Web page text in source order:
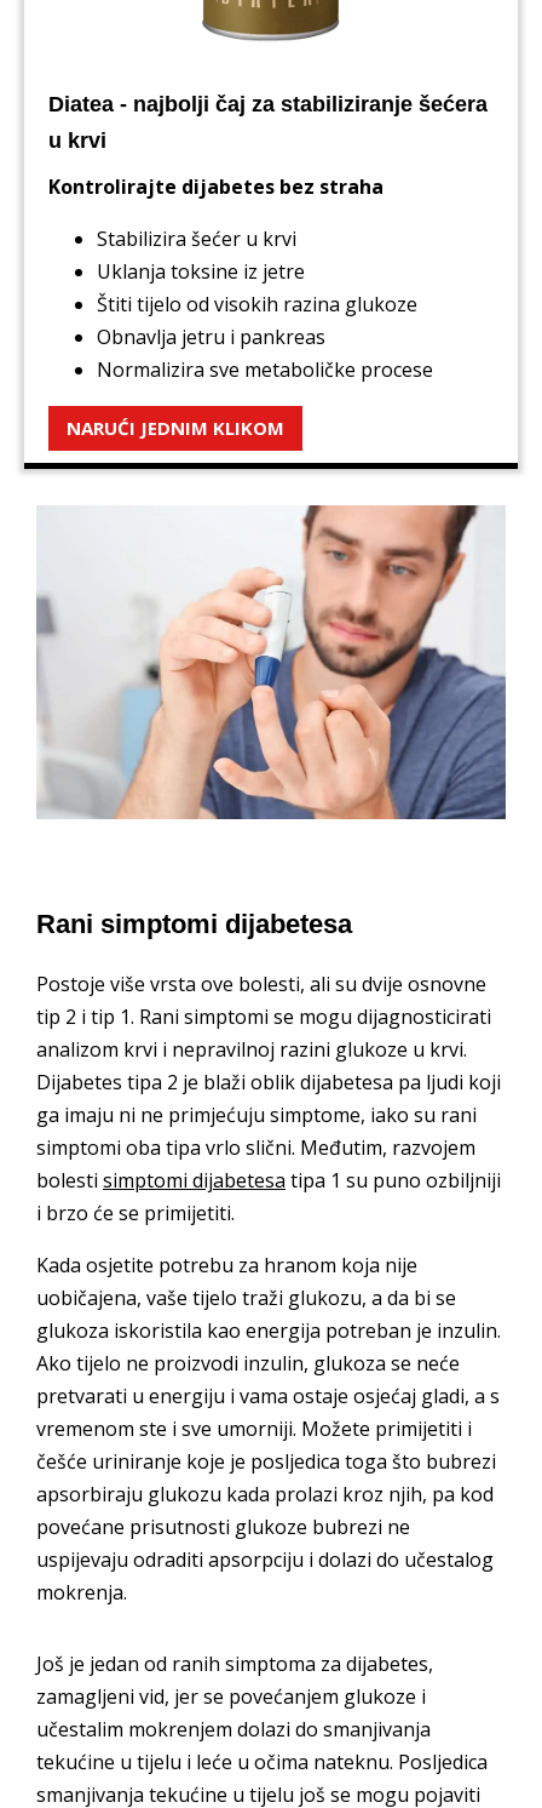
Diatea - najbolji čaj za stabiliziranje šećera
u krvi
Kontrolirajte dijabetes bez straha
Stabilizira šećer u krvi
Uklanja toksine iz jetre
Štiti tijelo od visokih razina glukoze
Obnavlja jetru i pankreas
Normalizira sve metaboličke procese
NARUĆI JEDNIM KLIKOM
Rani simptomi dijabetesa
Postoje više vrsta ove bolesti, ali su dvije osnovne
tip 2 i tip 1. Rani simptomi se mogu dijagnosticirati
analizom krvi i nepravilnoj razini glukoze u krvi.
Dijabetes tipa 2 je blaži oblik dijabetesa pa ljudi koji
ga imaju ni ne primjećuju simptome, iako su rani
simptomi oba tipa vrlo slični. Međutim, razvojem
bolesti simptomi dijabetesa tipa 1 su puno ozbiljniji
i brzo će se primijetiti.
Kada osjetite potrebu za hranom koja nije
uobičajena, vaše tijelo traži glukozu, a da bi se
glukoza iskoristila kao energija potreban je inzulin.
Ako tijelo ne proizvodi inzulin, glukoza se neće
pretvarati u energiju i vama ostaje osjećaj gladi, a s
vremenom ste i sve umorniji. Možete primijetiti i
češće uriniranje koje je posljedica toga što bubrezi
apsorbiraju glukozu kada prolazi kroz njih, pa kod
povećane prisutnosti glukoze bubrezi ne
uspijevaju odraditi apsorpciju i dolazi do učestalog
mokrenja.
Još je jedan od ranih simptoma za dijabetes,
zamagljeni vid, jer se povećanjem glukoze i
učestalim mokrenjem dolazi do smanjivanja
tekućine u tijelu i leće u očima nateknu. Posljedica
smanjivanja tekućine u tijelu još se mogu pojaviti